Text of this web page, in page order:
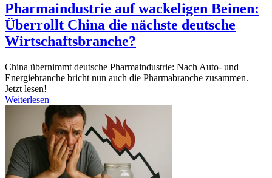
Pharmaindustrie auf wackeligen Beinen:
Überrollt China die nächste deutsche
Wirtschaftsbranche?
China übernimmt deutsche Pharmaindustrie: Nach Auto- und
Energiebranche bricht nun auch die Pharmabranche zusammen.
Jetzt lesen!
Weiterlesen